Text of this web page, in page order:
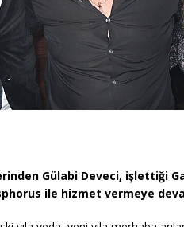
Gülabi Deveci, işlettiği
ile hizmet vermeye